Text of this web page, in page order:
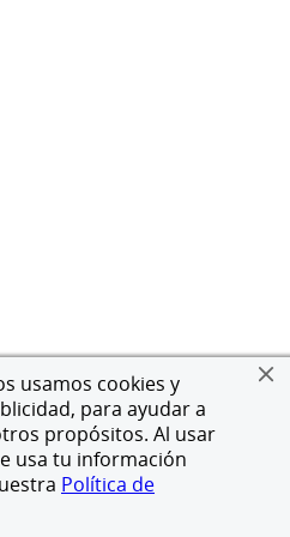
usamos cookies y
para ayudar a
propósitos. Al usar
usa tu información
Política de